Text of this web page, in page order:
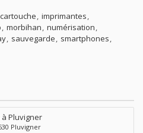
cartouche imprimantes
morbihan numérisation
sauvegarde
smartphones
à Pluvigner
Pluvigner